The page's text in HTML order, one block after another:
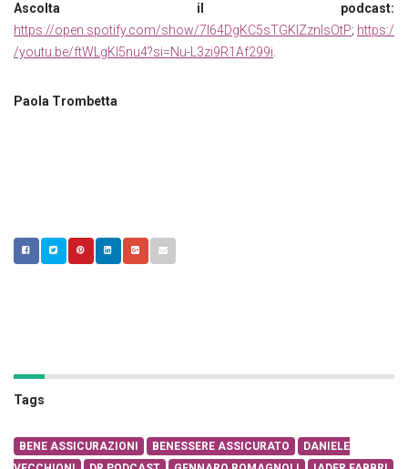
Ascolta il podcast:
https://open.spotify.com/show/7I64DgKC5sTGKlZznlsOtP; https:/
/youtu.be/ftWLgKl5nu4?si=Nu-L3zi9R1Af299i
Paola Trombetta
Tags
BENE ASSICURAZIONI BENESSERE ASSICURATO
DANIELE